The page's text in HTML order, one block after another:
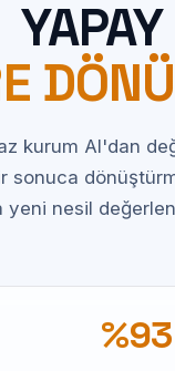
kurum AI'dan
sonuca
yeni nesil